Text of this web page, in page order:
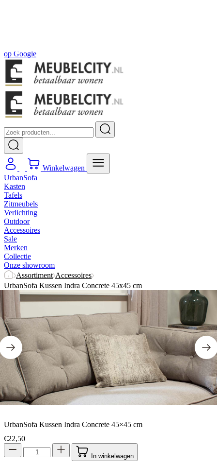
op Google
Winkelwagen
UrbanSofa
Kasten
Tafels
Zitmeubels
Verlichting
Outdoor
Accessoires
Sale
Merken
Collectie
Onze showroom
Assortiment Accessoires
UrbanSofa Kussen Indra Concrete 45x45 cm
UrbanSofa Kussen Indra Concrete 45×45 cm
€22,50
In winkelwagen